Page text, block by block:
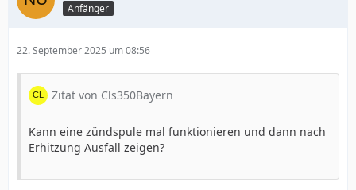
Anfänger
22. September 2025 um 08:56
Zitat von Cls350Bayern
Kann eine zündspule mal funktionieren und dann nach
Erhitzung Ausfall zeigen?